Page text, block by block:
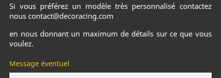
Si vous préférez un modèle très personnalisé contactez
nous contact@decoracing.com
en nous donnant un maximum de détails sur ce que vous
voulez.
Message éventuel